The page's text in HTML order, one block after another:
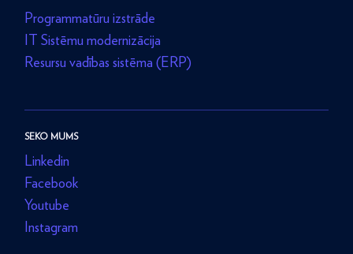
Programmatūru izstrāde
IT Sistēmu modernizācija
Resursu vadības sistēma (ERP)
SEKO MUMS
Linkedin
Facebook
Youtube
Instagram